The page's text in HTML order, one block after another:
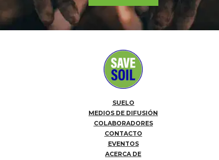
SUELO
MEDIOS DE DIFUSIÓN
COLABORADORES
CONTACTO
EVENTOS
ACERCA DE